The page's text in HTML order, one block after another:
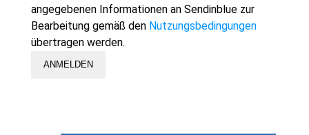
angegebenen Informationen an Sendinblue zur
Bearbeitung gemäß den Nutzungsbedingungen
übertragen werden.
ANMELDEN